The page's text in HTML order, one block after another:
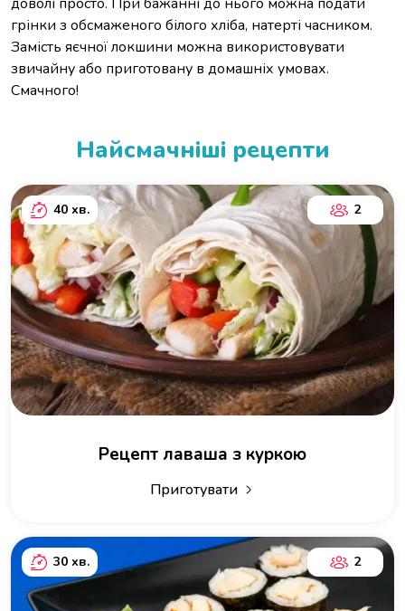
доволі просто. При бажанні до нього можна подати
грінки з обсмаженого білого хліба, натерті часником.
Замість яєчної локшини можна використовувати
звичайну або приготовану в домашніх умовах.
Смачного!
Найсмачніші рецепти
40 хв. 2
Рецепт лаваша з куркою
Приготувати
30 хв. 2